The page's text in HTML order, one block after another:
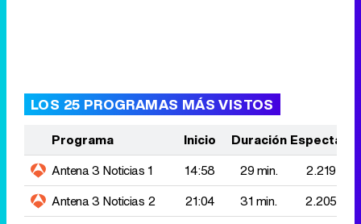
Antena 3 Noticias 2
21:04 31 min.
El HormigueroJosé Luis Rodríguez el Puma 21:55 73 min.
Pasapalabra
20:06 57 min.
1.951.000
La ruleta de la suerte
13:53 64 min.
1.787.000
La RevueltaLuisa Gavasa - Rozalén 21:44 82 min.
1.749.000